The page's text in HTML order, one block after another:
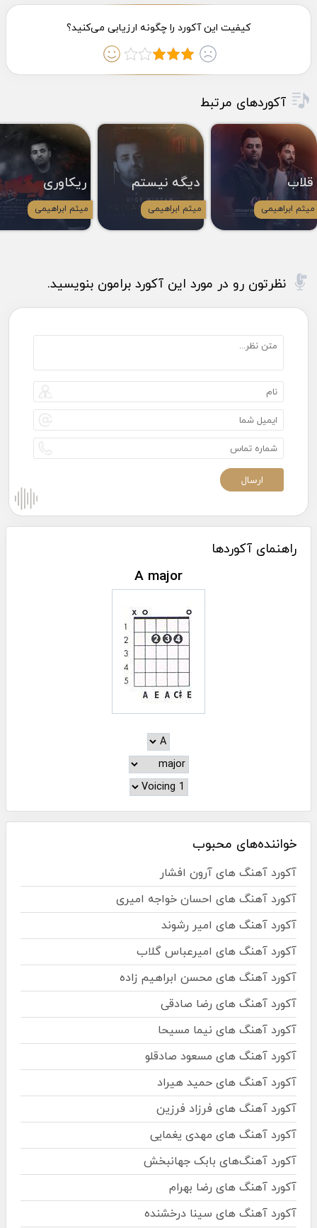
آکوردهای مرتبط
قلاب
میثم ابراهیمی
دیگه نیستم
میثم ابراهیمی
ریکاوری
میثم ابراهیمی
نظرتون رو در مورد این آکورد برامون بنویسید.
راهنمای آکوردها
A major
خواننده‌های محبوب
آکورد آهنگ های آرون افشار
آکورد آهنگ های احسان خواجه امیری
آکورد آهنگ های امیر رشوند
آکورد آهنگ های امیرعباس گلاب
آکورد آهنگ های محسن ابراهیم زاده
آکورد آهنگ های رضا صادقی
آکورد آهنگ های نیما مسیحا
آکورد آهنگ های مسعود صادقلو
آکورد آهنگ های حمید هیراد
آکورد آهنگ های فرزاد فرزین
آکورد آهنگ های مهدی یغمایی
آکورد آهنگ‌های بابک جهانبخش
آکورد آهنگ های رضا بهرام
آکورد آهنگ های سینا درخشنده